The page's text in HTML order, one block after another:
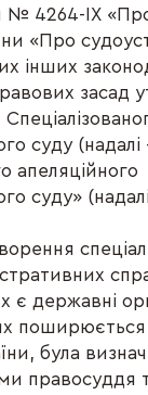
№ 4264-IX
«Про
інших
засад
суду
апеляційного
суду»
є державні
була
правосуддя